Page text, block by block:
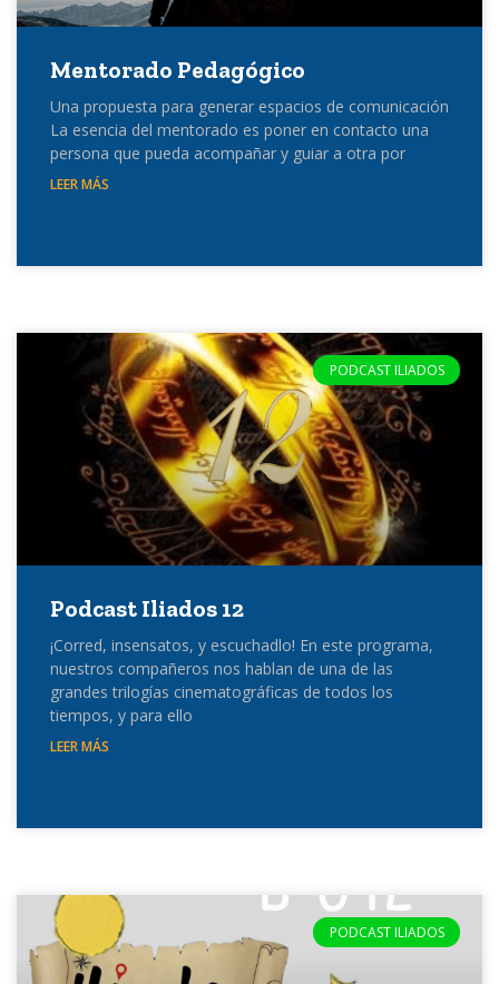
Mentorado Pedagógico
Una propuesta para generar espacios de comunicación
La esencia del mentorado es poner en contacto una
persona que pueda acompañar y guiar a otra por
LEER MÁS
PODCAST ILIADOS
Podcast Iliados 12
¡Corred, insensatos, y escuchadlo! En este programa,
nuestros compañeros nos hablan de una de las
grandes trilogías cinematográficas de todos los
tiempos, y para ello
LEER MÁS
PODCAST ILIADOS